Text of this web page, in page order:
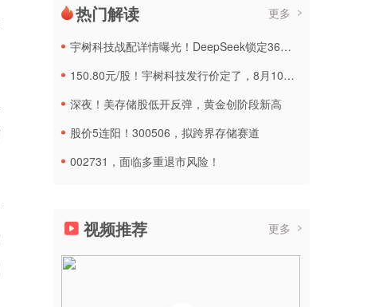
热门解读 更多
宇树科技战配详情曝光！DeepSeek锁定36个月，社保基金多个组合参与
150.80元/股！宇树科技发行价定了，8月10日申购
深夜！美存储股低开反弹，黄金创阶段新高
股价5连阳！300506，拟跨界存储赛道
002731，面临多重退市风险！
视频推荐 更多